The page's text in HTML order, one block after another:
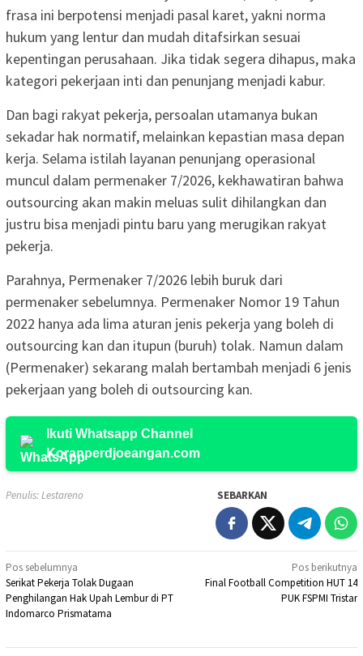
frasa ini berpotensi menjadi pasal karet, yakni norma
hukum yang lentur dan mudah ditafsirkan sesuai
kepentingan perusahaan. Jika tidak segera dihapus, maka
kategori pekerjaan inti dan penunjang menjadi kabur.
Dan bagi rakyat pekerja, persoalan utamanya bukan
sekadar hak normatif, melainkan kepastian masa depan
kerja. Selama istilah layanan penunjang operasional
muncul dalam permenaker 7/2026, kekhawatiran bahwa
outsourcing akan makin meluas sulit dihilangkan dan
justru bisa menjadi pintu baru yang merugikan rakyat
pekerja.
Parahnya, Permenaker 7/2026 lebih buruk dari
permenaker sebelumnya. Permenaker Nomor 19 Tahun
2022 hanya ada lima aturan jenis pekerja yang boleh di
outsourcing kan dan itupun (buruh) tolak. Namun dalam
(Permenaker) sekarang malah bertambah menjadi 6 jenis
pekerjaan yang boleh di outsourcing kan.
Ikuti Whatsapp Channel
Koranperdjoeangan.com
Penulis: Lestareno SEBARKAN
Navigasi
pos
Pos sebelumnya
Serikat Pekerja Tolak Dugaan
Penghilangan Hak Upah Lembur di PT
Indomarco Prismatama
Pos berikutnya
Final Football Competition HUT 14
PUK FSPMI Tristar